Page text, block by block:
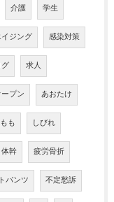
介護 学生
ジング 感染対策
求人
プン あおたけ
も しびれ
体幹 疲労骨折
パンツ 不定愁訴